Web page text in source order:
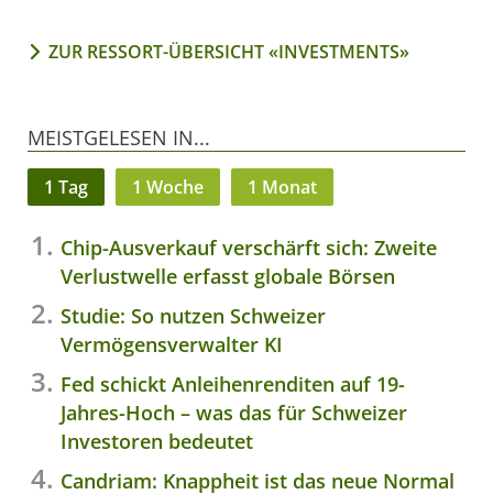
ZUR RESSORT-ÜBERSICHT «INVESTMENTS»
MEISTGELESEN IN...
1 Tag 1 Woche 1 Monat
Chip-Ausverkauf verschärft sich: Zweite
Verlustwelle erfasst globale Börsen
Studie: So nutzen Schweizer
Vermögensverwalter KI
Fed schickt Anleihenrenditen auf 19-
Jahres-Hoch – was das für Schweizer
Investoren bedeutet
Candriam: Knappheit ist das neue Normal